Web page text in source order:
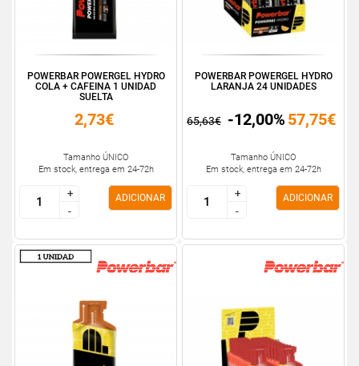
POWERBAR POWERGEL HYDRO
COLA + CAFEINA 1 UNIDAD
SUELTA
2,73€
Tamanho ÚNICO
Em stock, entrega em 24-72h
+
-
+
-
ADICIONAR
POWERBAR POWERGEL HYDRO
LARANJA 24 UNIDADES
65,63€ -12,00% 57,75€
Tamanho ÚNICO
Em stock, entrega em 24-72h
+
-
+
-
ADICIONAR